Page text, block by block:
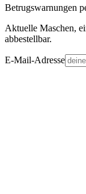
Betrugswarnungen
Aktuelle Maschen,
abbestellbar.
E-Mail-Adresse